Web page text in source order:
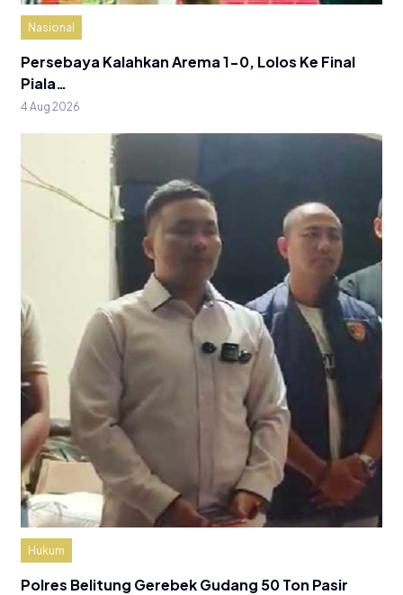
Nasional
Persebaya Kalahkan Arema 1-0, Lolos Ke Final
Piala…
4 Aug 2026
Hukum
Polres Belitung Gerebek Gudang 50 Ton Pasir